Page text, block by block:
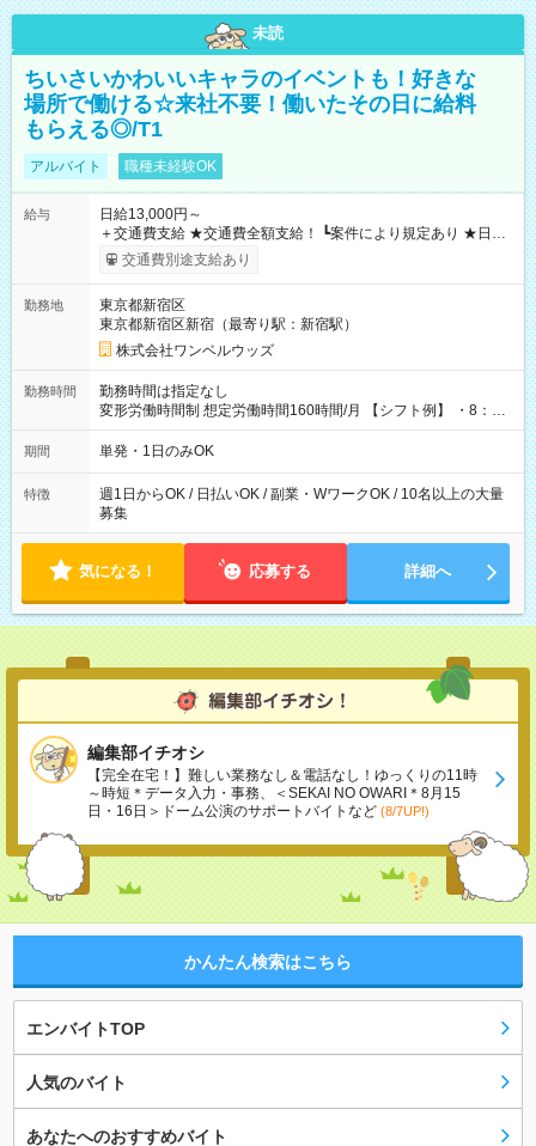
未読
ちいさいかわいいキャラのイベントも！好きな
場所で働ける☆来社不要！働いたその日に給料
もらえる◎/T1
アルバイト 職種未経験OK
給与
日給13,000円～
＋交通費支給 ★交通費全額支給！ ┗案件により規定あり ★日払
いOK！（規定あり） ┗働いたその日に現金GET♪ お仕事後はコ
ンビニATMから 日払い分を引き落とせます！ 【試用期間】試
交通費別途支給あり
勤務地
東京都新宿区
東京都新宿区新宿（最寄り駅：新宿駅）
株式会社ワンベルウッズ
勤務時間
勤務時間は指定なし
変形労働時間制 想定労働時間160時間/月 【シフト例】 ・8：00
～21：00
期間 単発・1日のみOK
特徴
週1日からOK / 日払いOK / 副業・WワークOK / 10名以上の大量
募集
気になる！ 応募する 詳細へ
編集部イチオシ
【完全在宅！】難しい業務なし＆電話なし！ゆっくりの11時
～時短＊データ入力・事務、＜SEKAI NO OWARI＊8月15
日・16日＞ドーム公演のサポートバイトなど (8/7UP!)
かんたん検索はこちら
エンバイトTOP
人気のバイト
あなたへのおすすめバイト